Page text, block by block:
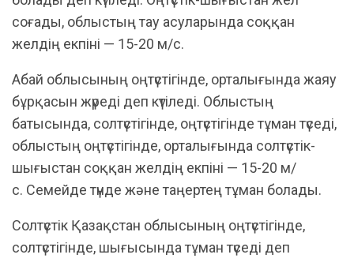
соғады, облыстың тау асуларында соққан
желдің екпіні — 15-20 м/с.
Абай облысының оңтүстігінде, орталығында жаяу
бұрқасын жүреді деп күтіледі. Облыстың
батысында, солтүстігінде, оңтүстігінде тұман түседі,
облыстың оңтүстігінде, орталығында солтүстік-
шығыстан соққан желдің екпіні — 15-20 м/
с. Семейде түнде және таңертең тұман болады.
Солтүстік Қазақстан облысының оңтүстігінде,
солтүстігінде, шығысында тұман түседі деп